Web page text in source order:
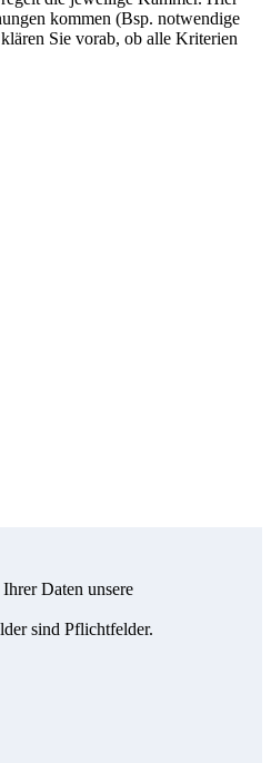
kommen (Bsp. notwendige
Sie vorab, ob alle Kriterien
Daten unsere
sind Pflichtfelder.